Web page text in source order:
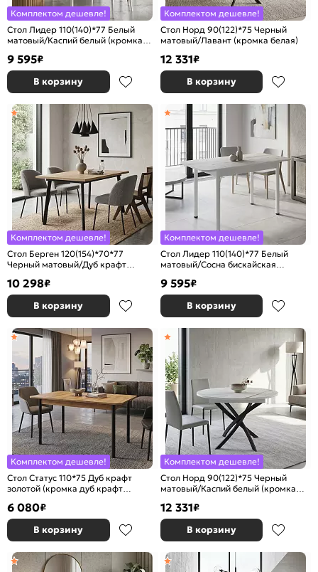
Комплектом дешевле!
Стол Лидер 110(140)*77 Белый
матовый/Каспий белый (кромка
9 595₽
В корзину
Комплектом дешевле!
Стол Норд 90(122)*75 Черный
матовый/Лавант (кромка белая)
12 331₽
В корзину
Комплектом дешевле!
Стол Берген 120(154)*70*77
Черный матовый/Дуб крафт
золотой)
10 298₽
В корзину
Комплектом дешевле!
Стол Лидер 110(140)*77 Белый
матовый/Сосна бискайская
9 595₽
В корзину
Комплектом дешевле!
Стол Статус 110*75 Дуб крафт
золотой (кромка дуб крафт
6 080₽
В корзину
Комплектом дешевле!
Стол Норд 90(122)*75 Черный
матовый/Каспий белый (кромка
12 331₽
В корзину